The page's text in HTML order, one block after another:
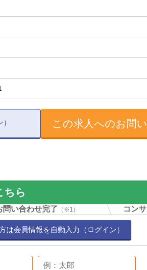
この求人へのお問
ちら
問い合わせ完了 （※1） コン
は会員情報を自動入力（ログイン）